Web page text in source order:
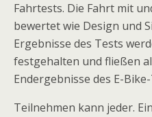
Fahrtests. Die Fahrt mit
bewertet wie Design und
Ergebnisse des Tests
festgehalten und fließen
Endergebnisse des E-
Teilnehmen kann jeder.